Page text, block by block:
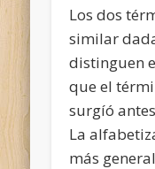
Los dos
similar
distinguen
que el
surgíó
La
más